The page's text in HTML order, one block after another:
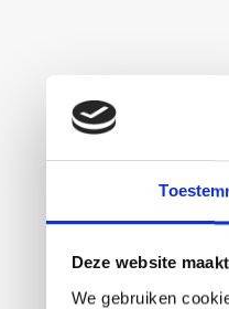
Deze website
We gebruiken